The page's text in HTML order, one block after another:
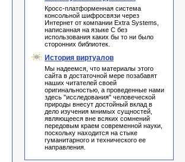
Кросс-платформенная система
консольной шифросвязи через
Интернет от компании Extra Systems,
написанная на языке C без
использования каких бы то ни было
сторонних библиотек.
История виртуалов
Мы надеемся, что материалы этого
сайта в достаточной мере позабавят
наших читателей своей
оригинальностью, а проведенные нами
здесь "исследования" человеческой
природы внесут достойный вклад в
дело изучения мнимых сущностей,
являющееся вне всяких сомнений
передовым краем современной науки,
поскольку находится на стыке
гуманитарного и технического ее
направления.